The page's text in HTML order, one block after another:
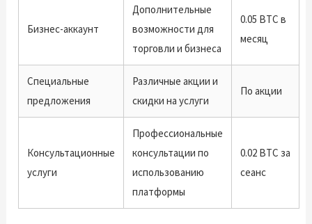
Бизнес-аккаунт
Дополнительные
возможности для
торговли и бизнеса
0.05 BTC в
месяц
Специальные
предложения
Различные акции и
скидки на услуги
По акции
Консультационные
услуги
Профессиональные
консультации по
использованию
платформы
0.02 BTC за
сеанс